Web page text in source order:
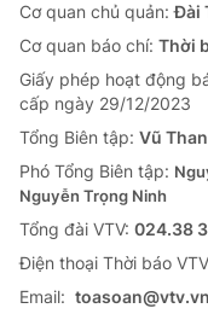
Cơ quan chủ quản:Đài
Cơ quan báo chí: Thời
Giấy phép hoạt động
cấp ngày 29/12/2023
Tổng Biên tập: Vũ
Phó Tổng Biên tập:
Nguyễn Trọng Ninh
Tổng đài VTV: 024.38
Ðiện thoại Thời báo
Email: toasoan@vtv.vn